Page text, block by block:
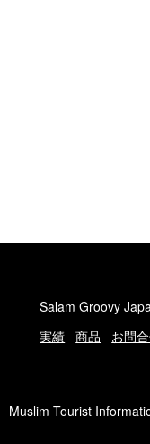
Salam Groovy
実績
商品 お問
Muslim Tourist